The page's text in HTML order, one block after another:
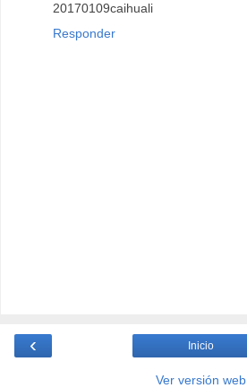
20170109caihuali
Responder
‹ Inicio
Ver versión web